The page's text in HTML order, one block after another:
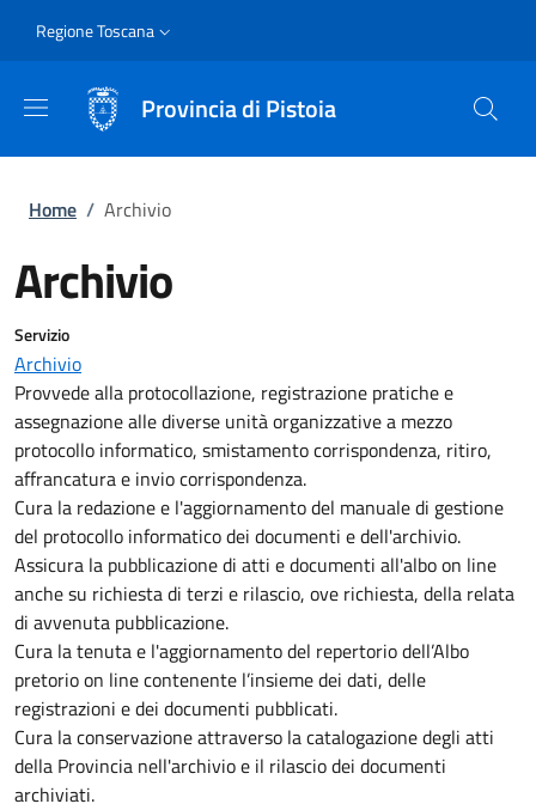
Slim
Regione Toscana
Provincia di Pistoia
Briciole di pane
Home / Archivio
Archivio
Servizio
Archivio
Provvede alla protocollazione, registrazione pratiche e
assegnazione alle diverse unità organizzative a mezzo
protocollo informatico, smistamento corrispondenza, ritiro,
affrancatura e invio corrispondenza.
Cura la redazione e l'aggiornamento del manuale di gestione
del protocollo informatico dei documenti e dell'archivio.
Assicura la pubblicazione di atti e documenti all'albo on line
anche su richiesta di terzi e rilascio, ove richiesta, della relata
di avvenuta pubblicazione.
Cura la tenuta e l'aggiornamento del repertorio dell’Albo
pretorio on line contenente l’insieme dei dati, delle
registrazioni e dei documenti pubblicati.
Cura la conservazione attraverso la catalogazione degli atti
della Provincia nell'archivio e il rilascio dei documenti
archiviati.